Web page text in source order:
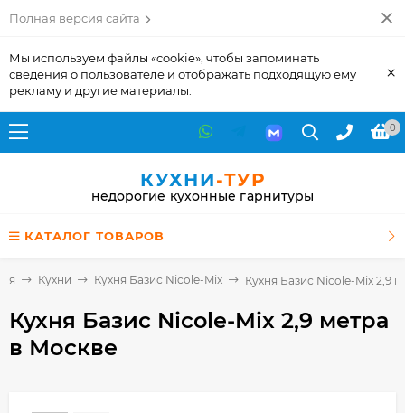
Полная версия сайта
Мы используем файлы «cookie», чтобы запоминать
сведения о пользователе и отображать подходящую ему
рекламу и другие материалы.
×
0
КУХНИ-ТУР
недорогие кухонные гарнитуры
КАТАЛОГ ТОВАРОВ
Кухни Кухня Базис Nicole-Mix Кухня Базис Nicole-Mix 2,9
Кухня Базис Nicole-Mix 2,9 метра
в Москве